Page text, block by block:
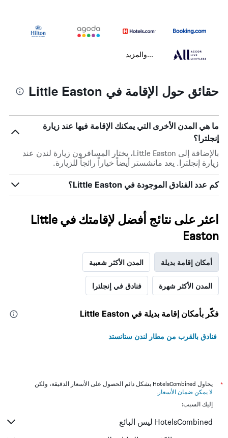
...والمزيد
حقائق حول الإقامة في Little Easton
ما هي المدن الأخرى التي يمكنك الإقامة فيها عند زيارة
إنجلترا؟
بالإضافة إلى Little Easton، يختار المسافرون زيارة لندن عند
زيارة إنجلترا. يعد مانشستر أيضاً خياراً رائجاً للزيارة.
كم عدد الفنادق الموجودة في Little Easton؟
اعثر على نتائج أفضل لإقامتك في Little
Easton
أمكان إقامة بديلة المدن الأكثر شعبية
المدن الأكثر شهرة فنادق في إنجلترا
فكّر بأمكان إقامة بديلة في Little Easton
فنادق بالقرب من مطار لندن ستانستد
*
يحاول HotelsCombined بشكل دائم الحصول على الأسعار الدقيقة، ولكن
لا يمكن ضمان الأسعار .
إليك السبب:
HotelsCombined ليس البائع